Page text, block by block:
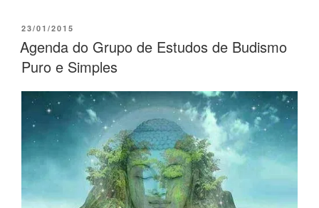
23/01/2015
Agenda do Grupo de Estudos de Budismo
Puro e Simples